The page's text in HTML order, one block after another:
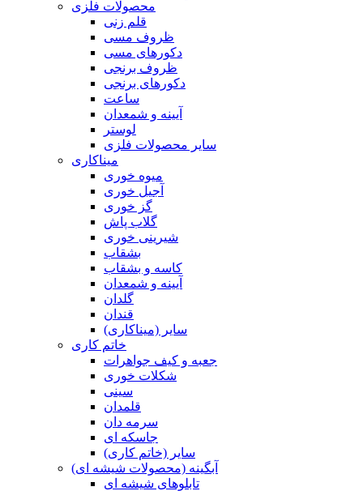
محصولات فلزی
قلم زنی
ظروف مسی
دکورهای مسی
ظروف برنجی
دکورهای برنجی
ساعت
آیینه و شمعدان
لوستر
سایر محصولات فلزی
میناکاری
میوه خوری
آجیل خوری
گز خوری
گلاب پاش
شیرینی خوری
بشقاب
کاسه و بشقاب
آیینه و شمعدان
گلدان
قندان
سایر (میناکاری)
خاتم کاری
جعبه و کیف جواهرات
شکلات خوری
سینی
قلمدان
سرمه دان
جاسکه ای
سایر (خاتم کاری)
آبگینه (محصولات شیشه ای)
تابلوهای شیشه ای